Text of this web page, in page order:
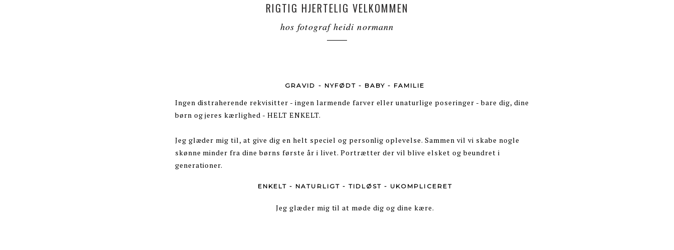
RIGTIG HJERTELIG VELKOMMEN
hos fotograf heidi normann
GRAVID - NYFØDT - BABY - FAMILIE
Ingen distraherende rekvisitter - ingen larmende farver eller unaturlige poseringer - bare dig, dine
børn og jeres kærlighed - HELT ENKELT.
Jeg glæder mig til, at give dig en helt speciel og personlig oplevelse. Sammen vil vi skabe nogle
skønne minder fra dine børns første år i livet. Portrætter der vil blive elsket og beundret i
generationer.
ENKELT - NATURLIGT - TIDLØST - UKOMPLICERET
Jeg glæder mig til at møde dig og dine kære.